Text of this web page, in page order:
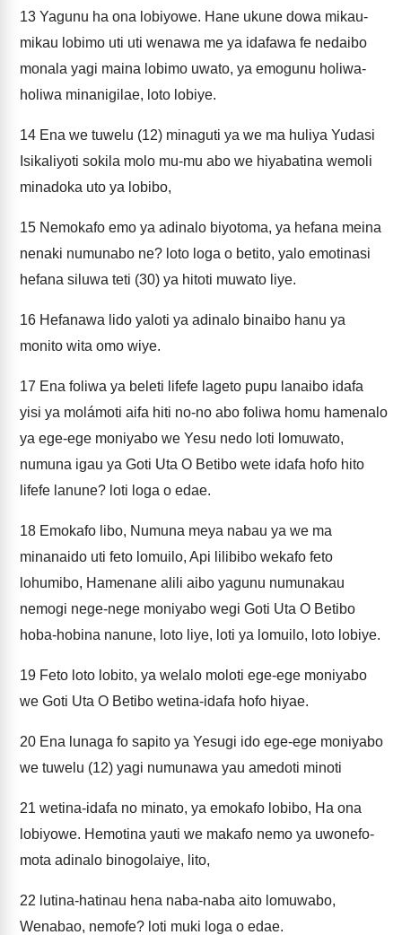
13 Yagunu ha ona lobiyowe. Hane ukune dowa mikau-
mikau lobimo uti uti wenawa me ya idafawa fe nedaibo
monala yagi maina lobimo uwato, ya emogunu holiwa-
holiwa minanigilae, loto lobiye.
14 Ena we tuwelu (12) minaguti ya we ma huliya Yudasi
Isikaliyoti sokila molo mu-mu abo we hiyabatina wemoli
minadoka uto ya lobibo,
15 Nemokafo emo ya adinalo biyotoma, ya hefana meina
nenaki numunabo ne? loto loga o betito, yalo emotinasi
hefana siluwa teti (30) ya hitoti muwato liye.
16 Hefanawa lido yaloti ya adinalo binaibo hanu ya
monito wita omo wiye.
17 Ena foliwa ya beleti lifefe lageto pupu lanaibo idafa
yisi ya molámoti aifa hiti no-no abo foliwa homu hamenalo
ya ege-ege moniyabo we Yesu nedo loti lomuwato,
numuna igau ya Goti Uta O Betibo wete idafa hofo hito
lifefe lanune? loti loga o edae.
18 Emokafo libo, Numuna meya nabau ya we ma
minanaido uti feto lomuilo, Api lilibibo wekafo feto
lohumibo, Hamenane alili aibo yagunu numunakau
nemogi nege-nege moniyabo wegi Goti Uta O Betibo
hoba-hobina nanune, loto liye, loti ya lomuilo, loto lobiye.
19 Feto loto lobito, ya welalo moloti ege-ege moniyabo
we Goti Uta O Betibo wetina-idafa hofo hiyae.
20 Ena lunaga fo sapito ya Yesugi ido ege-ege moniyabo
we tuwelu (12) yagi numunawa yau amedoti minoti
21 wetina-idafa no minato, ya emokafo lobibo, Ha ona
lobiyowe. Hemotina yauti we makafo nemo ya uwonefo-
mota adinalo binogolaiye, lito,
22 lutina-hatinau hena naba-naba aito lomuwabo,
Wenabao, nemofe? loti muki loga o edae.